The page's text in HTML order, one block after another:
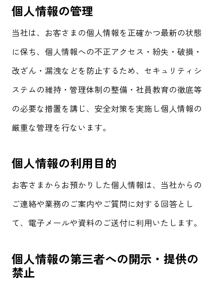
個人情報の管理
当社は、お客さまの個人情報を正確かつ最新の状態
に保ち、個人情報への不正アクセス・紛失・破損・
改ざん・漏洩などを防止するため、セキュリティシ
ステムの維持・管理体制の整備・社員教育の徹底等
の必要な措置を講じ、安全対策を実施し個人情報の
厳重な管理を行ないます。
個人情報の利用目的
お客さまからお預かりした個人情報は、当社からの
ご連絡や業務のご案内やご質問に対する回答とし
て、電子メールや資料のご送付に利用いたします。
個人情報の第三者への開示・提供の
禁止